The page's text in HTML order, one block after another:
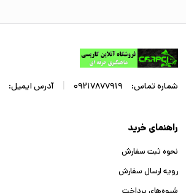
شماره تماس: 09217877919
| آدرس ایمیل:
راهنمای خرید
نحوه ثبت سفارش
رویه ارسال سفارش